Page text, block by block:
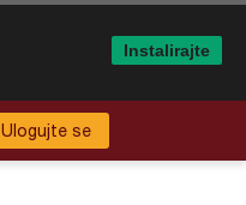
Ulogujte se
Instalirajte